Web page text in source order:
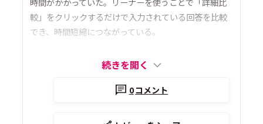
較」をクリックするだけで入力されている回答を比較
でき、時間短縮につながっている。
続きを開く
0コメント